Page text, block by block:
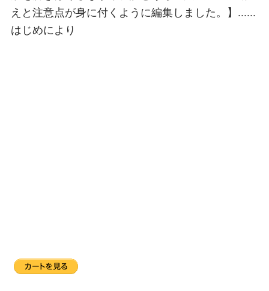
えと注意点が身に付くように編集しました。】......
はじめにより